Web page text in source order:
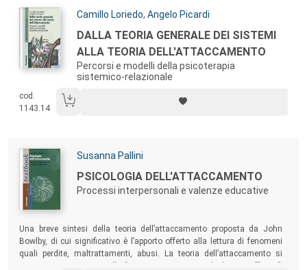
Autori:
Camillo Loriedo, Angelo Picardi
Titolo:
DALLA TEORIA GENERALE DEI SISTEMI
ALLA TEORIA DELL'ATTACCAMENTO
Percorsi e modelli della psicoterapia
sistemico-relazionale
cod.
1143.14
Autori:
Susanna Pallini
Titolo:
PSICOLOGIA DELL'ATTACCAMENTO
Processi interpersonali e valenze educative
Sommario:
Una breve sintesi della teoria dell’attaccamento proposta da John
Bowlby, di cui significativo è l’apporto offerto alla lettura di fenomeni
quali perdite, maltrattamenti, abusi. La teoria dell’attaccamento si